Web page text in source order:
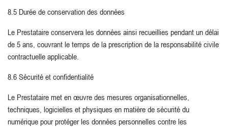
8.5 Durée de conservation des données
Le Prestataire conservera les données ainsi recueillies pendant un délai
de 5 ans, couvrant le temps de la prescription de la responsabilité civile
contractuelle applicable.
8.6 Sécurité et confidentialité
Le Prestataire met en œuvre des mesures organisationnelles,
techniques, logicielles et physiques en matière de sécurité du
numérique pour protéger les données personnelles contre les